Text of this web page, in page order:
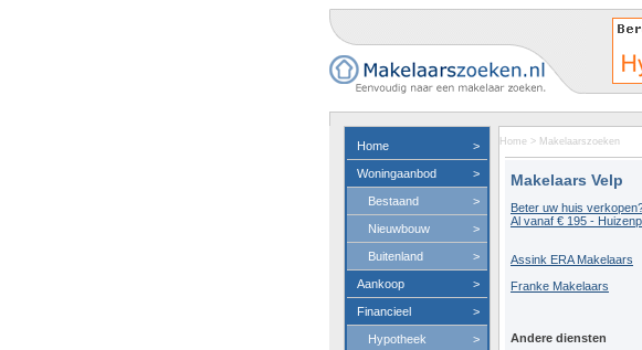
Home >
Woningaanbod >
Bestaand >
Nieuwbouw >
Buitenland >
Aankoop >
Financieel >
Hypotheek >
Home > Makelaarszoeken
Makelaars Velp
Beter uw huis
Al vanaf € 195 -
Assink ERA Makelaars
Franke Makelaars
Andere diensten